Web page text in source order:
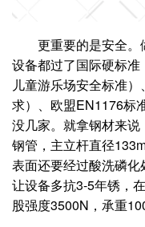
更重要的是安全
设备都过了国际硬标
儿童游乐场安全标准
求）、欧盟EN1176标
没几家。就拿钢材来
钢管，主立杆直径
表面还要经过酸洗磷
让设备多抗3-5年锈，
股强度3500N，承重